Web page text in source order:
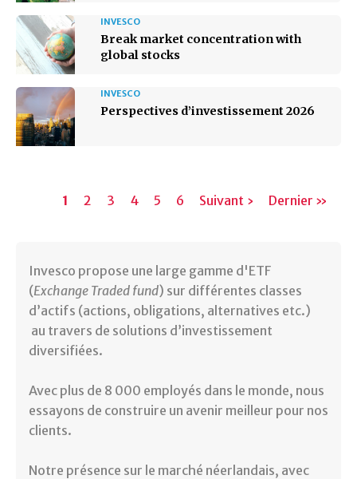
INVESCO
Break market concentration with
global stocks
INVESCO
Perspectives d’investissement 2026
Pagination
Page
1 Page
2 Page
3 Page
4 Page
5 Page
6
Page
Suivant ›
Dernière
Dernier »
Invesco propose une large gamme d'ETF
(Exchange Traded fund) sur différentes classes
d’actifs (actions, obligations, alternatives etc.)
au travers de solutions d’investissement
diversifiées.
Avec plus de 8 000 employés dans le monde, nous
essayons de construire un avenir meilleur pour nos
clients.
Notre présence sur le marché néerlandais, avec